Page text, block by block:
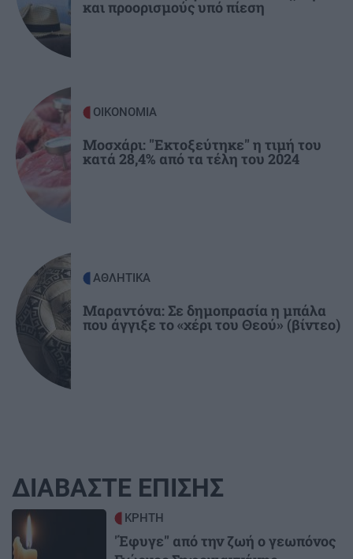
ΚΡΗΤΗ
Κρήτη: Συνελήφθησαν υπάλληλος και
ιδιοκτήτης πάρκινγκ για άγρα πελατών
ΚΡΗΤΗ
Σητεία: Ολονύχτια η μάχη των πυροσβεστών -
Χωρίς ενεργό μέτωπο η πυρκαγιά
και προορισμούς υπό πίεση
ΟΙΚΟΝΟΜΙΑ
Μοσχάρι: "Εκτοξεύτηκε" η τιμή του
κατά 28,4% από τα τέλη του 2024
ΑΘΛΗΤΙΚΑ
Μαραντόνα: Σε δημοπρασία η μπάλα
που άγγιξε το «χέρι του Θεού» (βίντεο)
ΔΙΑΒΑΣΤΕ ΕΠΙΣΗΣ
Image ΚΡΗΤΗ
'Έφυγε" από την ζωή ο γεωπόνος